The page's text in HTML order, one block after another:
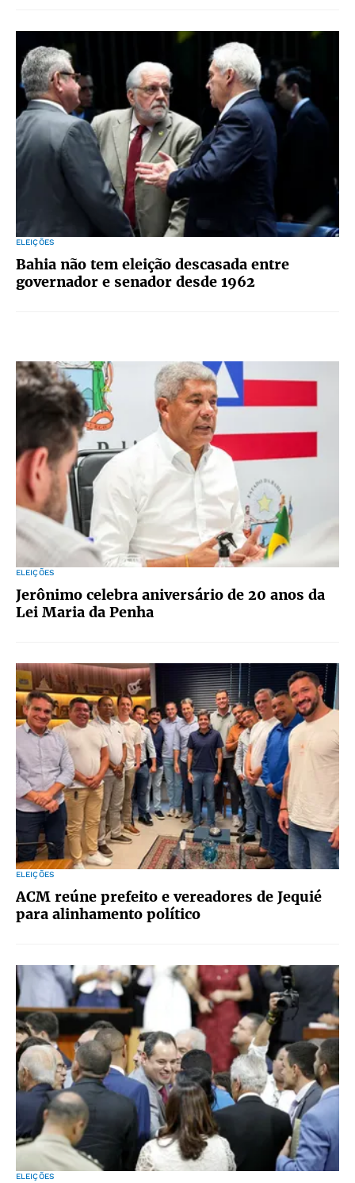
ELEIÇÕES
Bahia não tem eleição descasada entre
governador e senador desde 1962
ELEIÇÕES
Jerônimo celebra aniversário de 20 anos da
Lei Maria da Penha
ELEIÇÕES
ACM reúne prefeito e vereadores de Jequié
para alinhamento político
ELEIÇÕES